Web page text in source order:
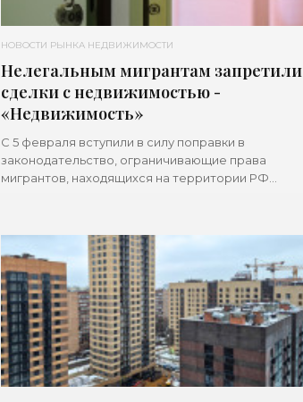
НОВОСТИ РЫНКА НЕДВИЖИМОСТИ
Нелегальным мигрантам запретили
сделки с недвижимостью -
«Недвижимость»
С 5 февраля вступили в силу поправки в
законодательство, ограничивающие права
мигрантов, находящихся на территории РФ